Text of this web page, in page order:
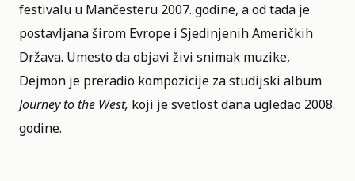
festivalu u Mančesteru 2007. godine, a od tada je
postavljana širom Evrope i Sjedinjenih Američkih
Država. Umesto da objavi živi snimak muzike,
Dejmon je preradio kompozicije za studijski album
Journey to the West, koji je svetlost dana ugledao 2008.
godine.